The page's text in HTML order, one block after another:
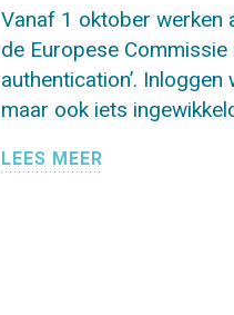
Vanaf 1 oktober werken
de Europese Commissie
authentication’.
maar ook iets
LEES MEER